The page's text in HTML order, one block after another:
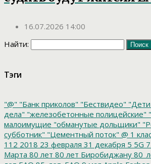
16.07.2026 14:00
Найти:
Тэги
"@" "Банк приколов" "Бествидео"
дела" "железобетонные полицейские"
малоимущие "обманутые дольщики"
субботник" "Цементный поток" @ 1
112 2018 23 февраля 31 декабря 5 5G
Марта 80 лет 80 лет Биробиджану